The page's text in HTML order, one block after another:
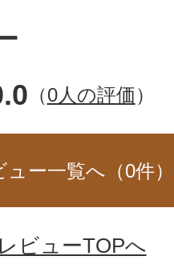
（0人の評価）
ュー一覧へ（0件）
レビューTOPへ